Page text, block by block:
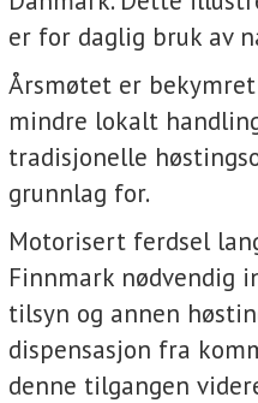
er for daglig bruk av
Årsmøtet er
mindre lokalt
tradisjonelle
grunnlag for.
Motorisert ferdsel
Finnmark nødvendig
tilsyn og annen
dispensasjon fra
denne tilgangen